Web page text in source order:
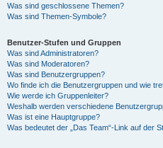
Was sind geschlossene Themen?
Was sind Themen-Symbole?
Benutzer-Stufen und Gruppen
Was sind Administratoren?
Was sind Moderatoren?
Was sind Benutzergruppen?
Wo finde ich die Benutzergruppen und wie
Wie werde ich Gruppenleiter?
Weshalb werden verschiedene
Was ist eine Hauptgruppe?
Was bedeutet der „Das Team“-Link auf der